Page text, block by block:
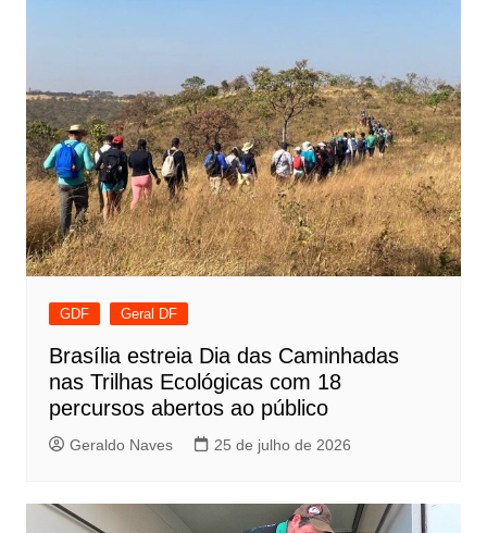
GDF Geral DF
Brasília estreia Dia das Caminhadas
nas Trilhas Ecológicas com 18
percursos abertos ao público
Geraldo Naves 25 de julho de 2026